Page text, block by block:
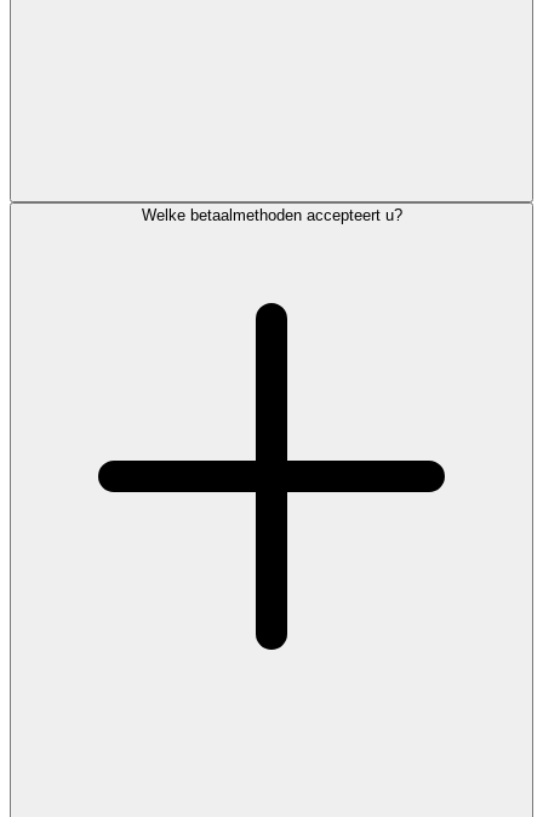
Welke betaalmethoden accepteert u?